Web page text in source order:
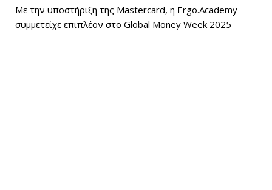
Με την υποστήριξη της Mastercard, η Ergo.Academy
συμμετείχε επιπλέον στο Global Money Week 2025